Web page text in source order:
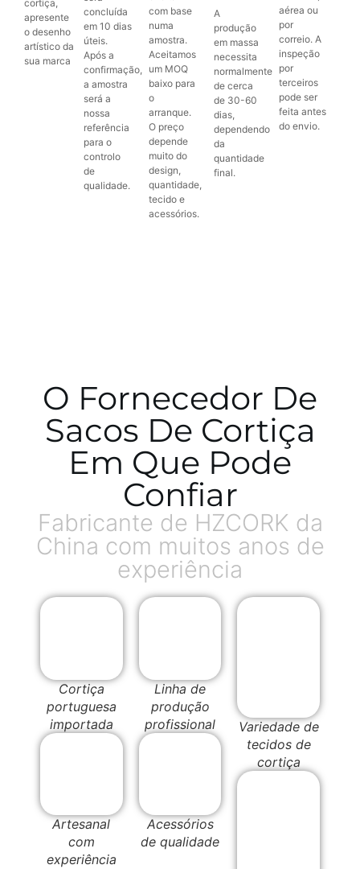
cortiça,
apresente
o desenho
artístico da
sua marca
concluída
em 10 dias
úteis.
Após a
confirmação,
a amostra
será a
nossa
referência
para o
controlo
de
qualidade.
com base
numa
amostra.
Aceitamos
um MOQ
baixo para
o
arranque.
O preço
depende
muito do
design,
quantidade,
tecido e
acessórios.
A
produção
em massa
necessita
normalmente
de cerca
de 30-60
dias,
dependendo
da
quantidade
final.
aérea ou
por
correio. A
inspeção
por
terceiros
pode ser
feita antes
do envio.
O Fornecedor De
Sacos De Cortiça
Em Que Pode
Confiar
Fabricante de HZCORK da
China com muitos anos de
experiência
Cortiça
portuguesa
importada
Artesanal
com
experiência
Linha de
produção
profissional
Acessórios
de qualidade
Variedade de
tecidos de
cortiça